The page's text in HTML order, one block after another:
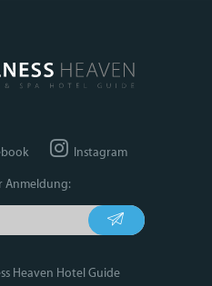
Instagram
Anmeldung:
Heaven Hotel Guide